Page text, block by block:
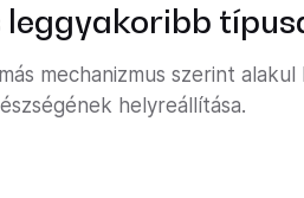
mechanizmus szerint
helyreállítása.